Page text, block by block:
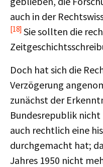
auch in der
[18] Sie sollten die
Doch hat sich die
Verzögerung
zunächst der
Bundesrepublik
auch rechtlich eine
durchgemacht hat;
Jahres 1950 nicht